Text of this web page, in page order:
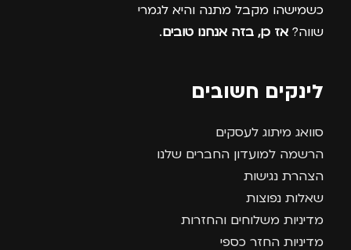
כשמישהו מקבל מתנה והיא לגמרי
שווה? אז כן, בזה אנחנו טובים.
לינקים חשובים
סוואג מיתוג לעסקים
הרשמה למועדון החברים שלנו
הצהרת נגישות
שאלות נפוצות
מדיניות משלוחים והחזרות
מדיניות החזר כספי